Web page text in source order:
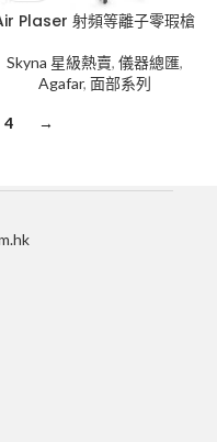
Plaser 射頻等離子零瑕槍
Skyna 星級熱賣, 儀器總匯,
Agafar, 面部系列
4 →